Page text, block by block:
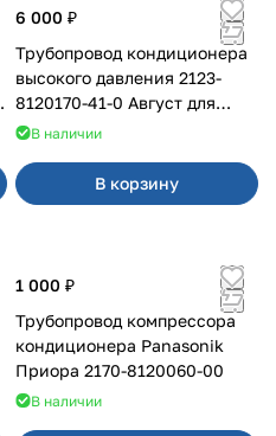
6 000 ₽
Трубопровод кондиционера
высокого давления 2123-
8120170-41-0 Август для
Chevrolet
В наличии
В корзину
1 000 ₽
Трубопровод компрессора
кондиционера Panasonik
Приора 2170-8120060-00
В наличии